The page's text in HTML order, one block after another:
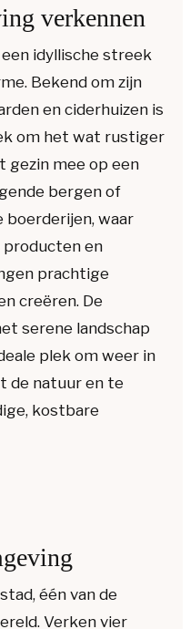
verkennen
idyllische streek
Bekend om zijn
en ciderhuizen is
om het wat rustiger
gezin mee op een
bergen of
boerderijen, waar
producten en
prachtige
creëren. De
serene landschap
plek om weer in
de natuur en te
kostbare
één van de
Verken vier